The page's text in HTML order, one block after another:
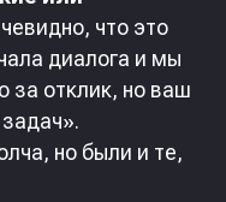
что это
диалога и мы
за отклик, но ваш
но были и те,